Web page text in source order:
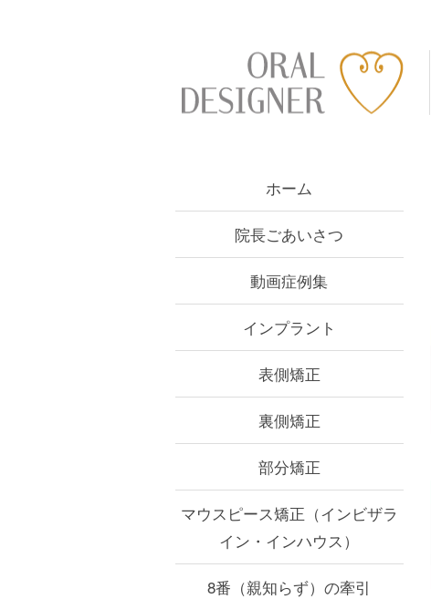
ホーム
院長ごあいさつ
動画症例集
インプラント
表側矯正
裏側矯正
部分矯正
マウスピース矯正 （インビザラ
イン・インハウス）
8番（親知らず）の牽引